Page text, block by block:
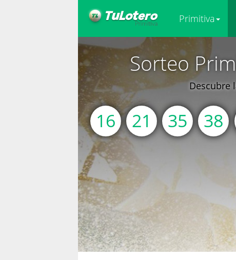
Primitiva
Sorteo
Descubre
16 21 35 38